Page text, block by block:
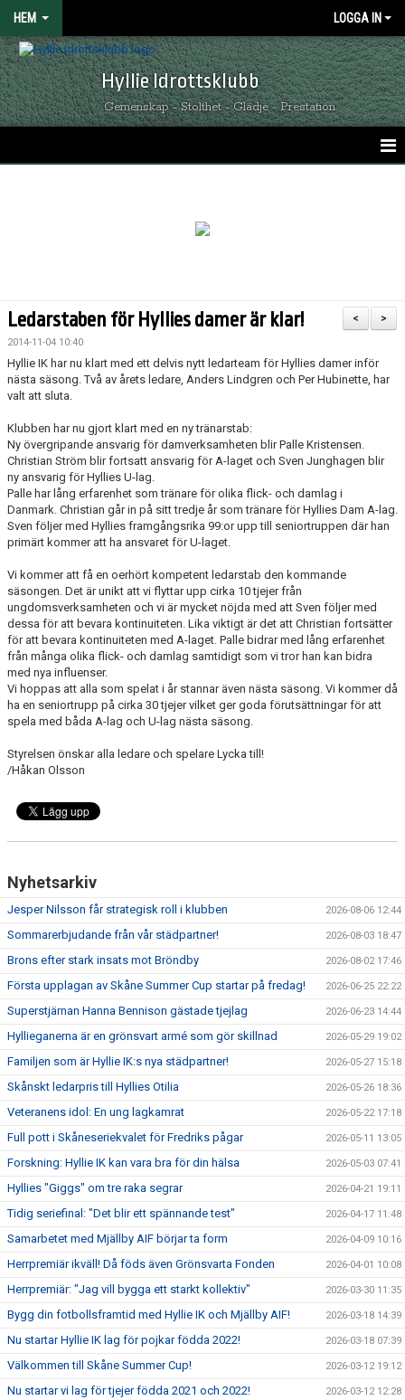
HEM LOGGA IN
Hyllie Idrottsklubb
Gemenskap - Stolthet - Glädje - Prestation
OM HYLLIE IK
KONTAKT
SPONSORER
HYLLIEDAGEN
FÖR BESÖKARE
MEDLEMSKAP
>
<
Ledarstaben för Hyllies damer är klar!
2014-11-04 10:40
Hyllie IK har nu klart med ett delvis nytt ledarteam för Hyllies damer inför
nästa säsong. Två av årets ledare, Anders Lindgren och Per Hubinette, har
valt att sluta.
Klubben har nu gjort klart med en ny tränarstab:
Ny övergripande ansvarig för damverksamheten blir Palle Kristensen.
Christian Ström blir fortsatt ansvarig för A-laget och Sven Junghagen blir
ny ansvarig för Hyllies U-lag.
Palle har lång erfarenhet som tränare för olika flick- och damlag i
Danmark. Christian går in på sitt tredje år som tränare för Hyllies Dam A-lag.
Sven följer med Hyllies framgångsrika 99:or upp till seniortruppen där han
primärt kommer att ha ansvaret för U-laget.
Vi kommer att få en oerhört kompetent ledarstab den kommande
säsongen. Det är unikt att vi flyttar upp cirka 10 tjejer från
ungdomsverksamheten och vi är mycket nöjda med att Sven följer med
dessa för att bevara kontinuiteten. Lika viktigt är det att Christian fortsätter
för att bevara kontinuiteten med A-laget. Palle bidrar med lång erfarenhet
från många olika flick- och damlag samtidigt som vi tror han kan bidra
med nya influenser.
Vi hoppas att alla som spelat i år stannar även nästa säsong. Vi kommer då
ha en seniortrupp på cirka 30 tjejer vilket ger goda förutsättningar för att
spela med båda A-lag och U-lag nästa säsong.
Styrelsen önskar alla ledare och spelare Lycka till!
/Håkan Olsson
Nyhetsarkiv
Jesper Nilsson får strategisk roll i klubben 2026-08-06 12:44
Sommarerbjudande från vår städpartner! 2026-08-03 18:47
Brons efter stark insats mot Bröndby 2026-08-02 17:46
Första upplagan av Skåne Summer Cup startar på fredag! 2026-06-25 22:22
Superstjärnan Hanna Bennison gästade tjejlag 2026-06-23 14:44
Hyllieganerna är en grönsvart armé som gör skillnad 2026-05-29 19:02
Familjen som är Hyllie IK:s nya städpartner! 2026-05-27 15:18
Skånskt ledarpris till Hyllies Otilia 2026-05-26 18:36
Veteranens idol: En ung lagkamrat 2026-05-22 17:18
Full pott i Skåneseriekvalet för Fredriks pågar 2026-05-11 13:05
Forskning: Hyllie IK kan vara bra för din hälsa 2026-05-03 07:41
Hyllies "Giggs" om tre raka segrar 2026-04-21 19:11
Tidig seriefinal: "Det blir ett spännande test" 2026-04-17 11:48
Samarbetet med Mjällby AIF börjar ta form 2026-04-09 10:16
Herrpremiär ikväll! Då föds även Grönsvarta Fonden 2026-04-01 10:08
Herrpremiär: "Jag vill bygga ett starkt kollektiv" 2026-03-30 11:35
Bygg din fotbollsframtid med Hyllie IK och Mjällby AIF! 2026-03-18 14:39
Nu startar Hyllie IK lag för pojkar födda 2022! 2026-03-18 07:39
Välkommen till Skåne Summer Cup! 2026-03-12 19:12
Nu startar vi lag för tjejer födda 2021 och 2022! 2026-03-12 12:28